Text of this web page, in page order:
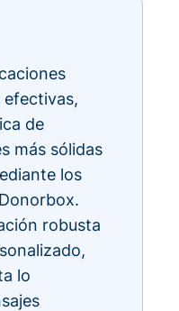
efectivas,
de
más sólidas
los
robusta
lo